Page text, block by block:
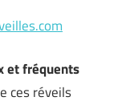
et fréquents
ces réveils